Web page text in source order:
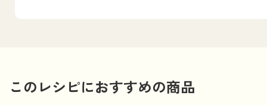
このレシピにおすすめの商品